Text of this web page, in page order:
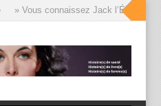
» Vous connaissez Jack l’Éventreur,